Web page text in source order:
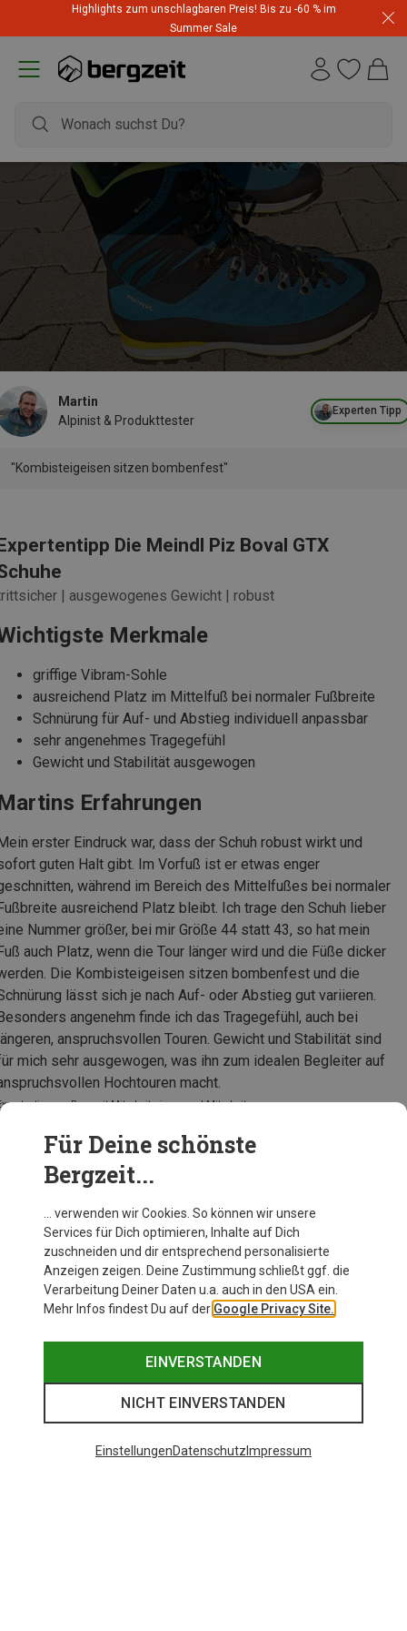
Highlights zum unschlagbaren Preis! Bis zu -60 % im
Summer Sale
Experten Tipp
Martin
Alpinist & Produkttester
"Kombisteigeisen sitzen bombenfest"
Die Meindl Piz Boval GTX
| ausgewogenes Gewicht | robust
Merkmale
griffige Vibram-Sohle
ausreichend Platz im Mittelfuß bei normaler Fußbreite
Schnürung für Auf- und Abstieg individuell anpassbar
sehr angenehmes Tragegefühl
Gewicht und Stabilität ausgewogen
Erfahrungen
erster Eindruck war, dass der Schuh robust wirkt und
guten Halt gibt. Im Vorfuß ist er etwas enger
während im Bereich des Mittelfußes bei normaler
ausreichend Platz bleibt. Ich trage den Schuh lieber
Nummer größer, bei mir Größe 44 statt 43, so hat mein
auch Platz, wenn die Tour länger wird und die Füße dicker
Die Kombisteigeisen sitzen bombenfest und die
lässt sich je nach Auf- oder Abstieg gut variieren.
angenehm finde ich das Tragegefühl, auch bei
anspruchsvollen Touren. Gewicht und Stabilität sind
mich sehr ausgewogen, was ihn zum idealen Begleiter auf
Hochtouren macht.
von Bergzeit Mitarbeiterinnen und Mitarbeitern
Zur Produktseite
Für Deine schönste
Bergzeit...
… verwenden wir Cookies. So können wir unsere
Services für Dich optimieren, Inhalte auf Dich
zuschneiden und dir entsprechend personalisierte
Anzeigen zeigen. Deine Zustimmung schließt ggf. die
Verarbeitung Deiner Daten u.a. auch in den USA ein.
Mehr Infos findest Du auf der Google Privacy Site.
EINVERSTANDEN
NICHT EINVERSTANDEN
EinstellungenDatenschutz Impressum